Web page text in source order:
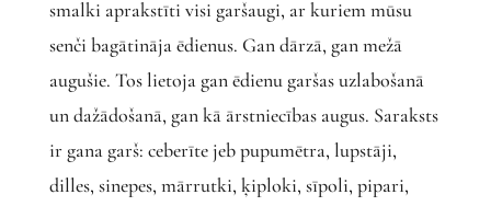
smalki aprakstīti visi garšaugi, ar kuriem mūsu
senči bagātināja ēdienus. Gan dārzā, gan mežā
augušie. Tos lietoja gan ēdienu garšas uzlabošanā
un dažādošanā, gan kā ārstniecības augus. Saraksts
ir gana garš: ceberīte jeb pupumētra, lupstāji,
dilles, sinepes, mārrutki, ķiploki, sīpoli, pipari,